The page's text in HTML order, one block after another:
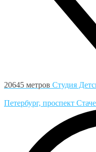
20645 метров Студия
Петербург, проспект